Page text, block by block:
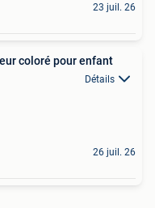
23 juil. 26
coloré pour enfant
Détails
26 juil. 26